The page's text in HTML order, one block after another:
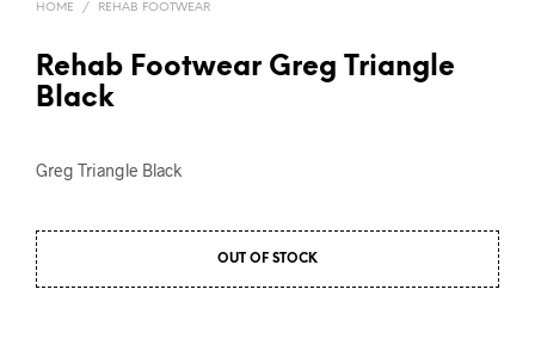
HOME / REHAB FOOTWEAR
Rehab Footwear Greg Triangle
Black
Greg Triangle Black
OUT OF STOCK